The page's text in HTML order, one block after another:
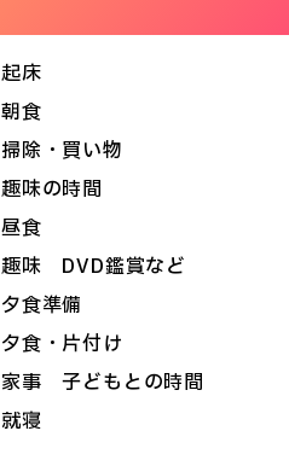
起床
朝食
掃除・買い物
趣味の時間
昼食
趣味 DVD鑑賞など
夕食準備
夕食・片付け
家事 子どもとの時間
就寝